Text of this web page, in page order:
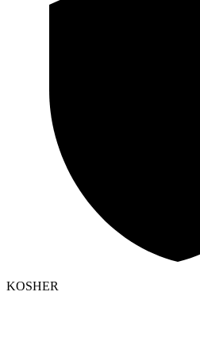
KOSHER